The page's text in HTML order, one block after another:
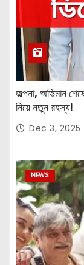
জল্পনা, অভিমান
নিয়ে নতুন রহস্য!
Dec 3, 2025
NEWS